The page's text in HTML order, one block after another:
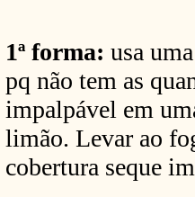
1ª forma: usa
pq não tem as
impalpável em
limão. Levar ao
cobertura seque